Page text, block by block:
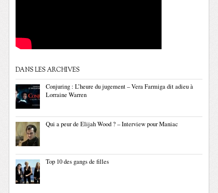
DANS LES ARCHIVES
Conjuring : L’heure du jugement – Vera Farmiga dit adieu à
Lorraine Warren
Qui a peur de Elijah Wood ? – Interview pour Maniac
Top 10 des gangs de filles